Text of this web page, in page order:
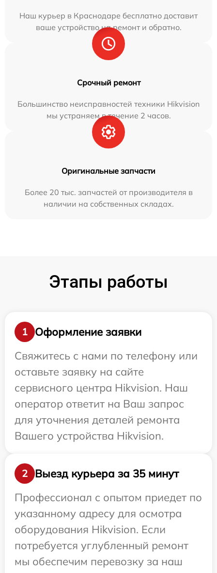
Наш курьер в Краснодаре бесплатно доставит
ваше устройство на ремонт и обратно.
Срочный ремонт
Большинство неисправностей техники Hikvision
мы устраняем в течение 2 часов.
Оригинальные запчасти
Более 20 тыс. запчастей от производителя в
наличии на собственных складах.
Этапы работы
1
Оформление заявки
Свяжитесь с нами по телефону или
оставьте заявку на сайте
сервисного центра Hikvision. Наш
оператор ответит на Ваш запрос
для уточнения деталей ремонта
Вашего устройства Hikvision.
2
Выезд курьера за 35 минут
Профессионал с опытом приедет по
указанному адресу для осмотра
оборудования Hikvision. Если
потребуется углубленный ремонт
мы обеспечим перевозку за наш